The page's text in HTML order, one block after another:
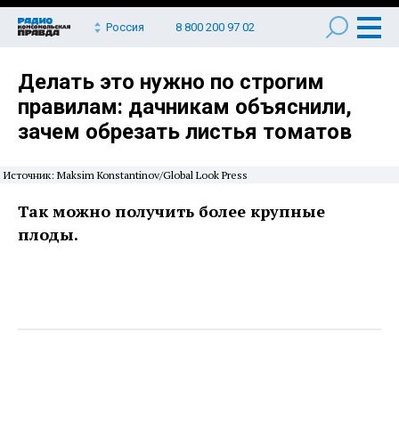
Россия 8 800 200 97 02
Делать это нужно по строгим
правилам: дачникам объяснили,
зачем обрезать листья томатов
Источник: Maksim Konstantinov/Global Look Press
Так можно получить более крупные
плоды.